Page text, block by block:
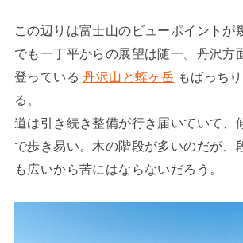
この辺りは富士山のビューポイントが
でも一丁平からの展望は随一。丹沢方
登っている丹沢山と蛭ヶ岳 もばっち
る。
道は引き続き整備が行き届いていて、
で歩き易い。木の階段が多いのだが、
も広いから苦にはならないだろう。